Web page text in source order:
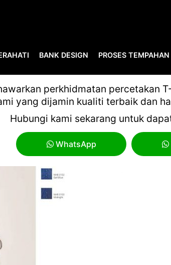
BANK DESIGN PROSES TEMPAHAN
perkhidmatan percetakan
yang dijamin kualiti terbaik dan
Hubungi kami sekarang untuk
WhatsApp